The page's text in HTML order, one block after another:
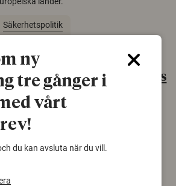
Säkerhetspolitik
skinn var Sveriges
äldsta sko
visar sig vara delar av en 2000 år
ny
tre gånger i
vårt
du kan avsluta när du vill.